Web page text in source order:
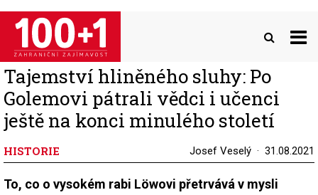
Přejít
hlavnímu
obsahu
Tajemství hliněného sluhy: Po
Golemovi pátrali vědci i učenci
ještě na konci minulého století
HISTORIE Josef Veselý 31.08.2021
To, co o vysokém rabi Löwovi přetrvává v mysli